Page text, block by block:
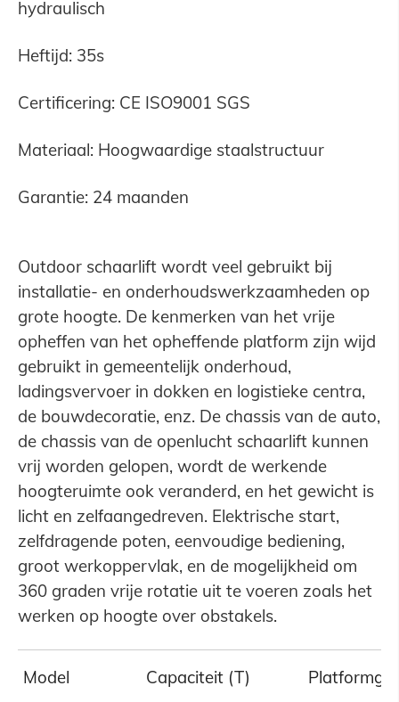
hydraulisch
Heftijd: 35s
Certificering: CE ISO9001 SGS
Materiaal: Hoogwaardige staalstructuur
Garantie: 24 maanden
Outdoor schaarlift wordt veel gebruikt bij
installatie- en onderhoudswerkzaamheden op
grote hoogte. De kenmerken van het vrije
opheffen van het opheffende platform zijn wijd
gebruikt in gemeentelijk onderhoud,
ladingsvervoer in dokken en logistieke centra,
de bouwdecoratie, enz. De chassis van de auto,
de chassis van de openlucht schaarlift kunnen
vrij worden gelopen, wordt de werkende
hoogteruimte ook veranderd, en het gewicht is
licht en zelfaangedreven. Elektrische start,
zelfdragende poten, eenvoudige bediening,
groot werkoppervlak, en de mogelijkheid om
360 graden vrije rotatie uit te voeren zoals het
werken op hoogte over obstakels.
Model Capaciteit (T)